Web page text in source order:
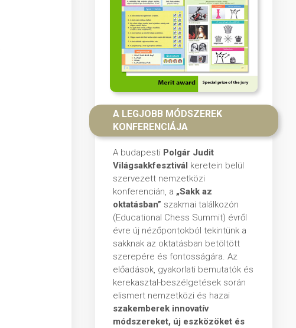
A LEGJOBB MÓDSZEREK
KONFERENCIÁJA
A budapesti Polgár Judit
Világsakkfesztivál keretein belül
szervezett nemzetközi
konferencián, a „Sakk az
oktatásban” szakmai találkozón
(Educational Chess Summit) évről
évre új nézőpontokból tekintünk a
sakknak az oktatásban betöltött
szerepére és fontosságára. Az
előadások, gyakorlati bemutatók és
kerekasztal-beszélgetések során
elismert nemzetközi és hazai
szakemberek innovatív
módszereket, új eszközöket és